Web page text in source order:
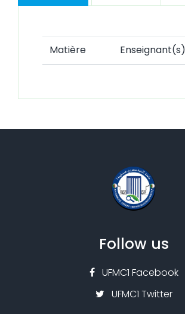
Matière Enseignant(s)
Follow us
UFMC1 Facebook
UFMC1 Twitter